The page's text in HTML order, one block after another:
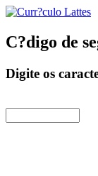
C?digo de
Digite os